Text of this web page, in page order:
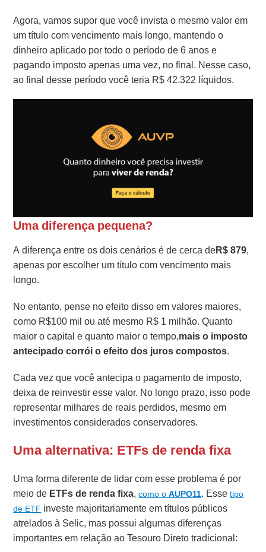
Agora, vamos supor que você invista o mesmo valor em
um título com vencimento mais longo, mantendo o
dinheiro aplicado por todo o período de 6 anos e
pagando imposto apenas uma vez, no final. Nesse caso,
ao final desse período você teria R$ 42.322 líquidos.
Uma diferença pequena?
A diferença entre os dois cenários é de cerca deR$ 879,
apenas por escolher um título com vencimento mais
longo.
No entanto, pense no efeito disso em valores maiores,
como R$100 mil ou até mesmo R$ 1 milhão. Quanto
maior o capital e quanto maior o tempo,mais o imposto
antecipado corrói o efeito dos juros compostos.
Cada vez que você antecipa o pagamento de imposto,
deixa de reinvestir esse valor. No longo prazo, isso pode
representar milhares de reais perdidos, mesmo em
investimentos considerados conservadores.
Uma alternativa: ETFs de renda fixa
Uma forma diferente de lidar com esse problema é por
meio de ETFs de renda fixa,como oAUPO11. Essetipo
de ETF investe majoritariamente em títulos públicos
atrelados à Selic, mas possui algumas diferenças
importantes em relação ao Tesouro Direto tradicional: